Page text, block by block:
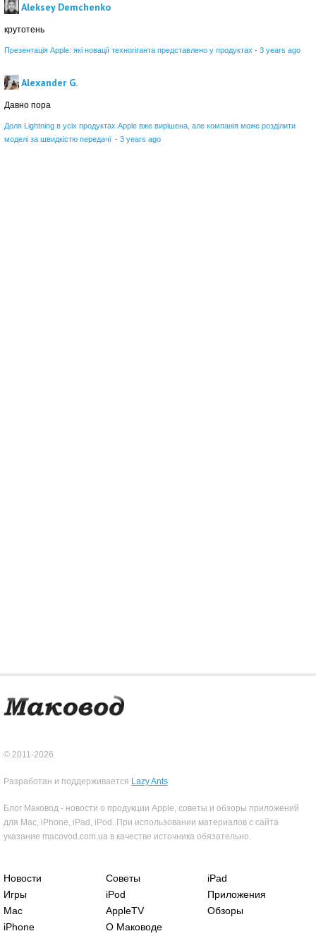
Aleksey Demchenko
крутотень
Презентація Apple: які новації техногіганта представлено у продуктах · 3 years ago
Alexander G.
Давно пора
Доля Lightning в усіх продуктах Apple вже вирішена, але компанія може розділити
моделі за швидкістю передачі · 3 years ago
© 2011-2026
Разработан и поддерживается Lazy Ants
Блог Маковод - новости о продукции Apple, советы и обзоры приложений
для Mac, iPhone, iPad, iPod. При использовании материалов с сайта
указание macovod.com.ua в качестве источника обязательно.
Новости Советы
iPad
Игры
iPod
Приложения
Mac
AppleTV
Обзоры
iPhone
О Маководе